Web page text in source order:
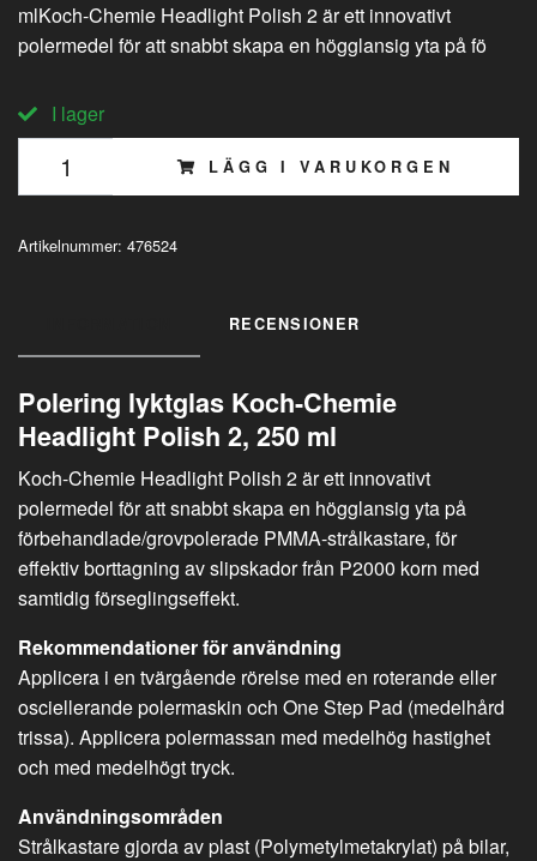
mlKoch-Chemie Headlight Polish 2 är ett innovativt
polermedel för att snabbt skapa en högglansig yta på fö
I lager
LÄGG I VARUKORGEN
Artikelnummer: 476524
RECENSIONER
Polering lyktglas Koch-Chemie
Headlight Polish 2, 250 ml
Koch-Chemie Headlight Polish 2 är ett innovativt
polermedel för att snabbt skapa en högglansig yta på
förbehandlade/grovpolerade PMMA-strålkastare, för
effektiv borttagning av slipskador från P2000 korn med
samtidig förseglingseffekt.
Rekommendationer för användning
Applicera i en tvärgående rörelse med en roterande eller
osciellerande polermaskin och One Step Pad (medelhård
trissa). Applicera polermassan med medelhög hastighet
och med medelhögt tryck.
Användningsområden
Strålkastare gjorda av plast (Polymetylmetakrylat) på bilar,